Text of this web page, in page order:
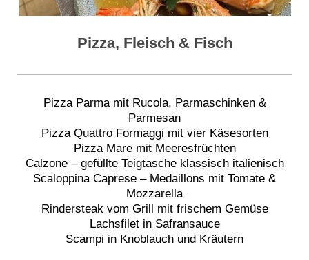
Pizza, Fleisch & Fisch
Pizza Parma mit Rucola, Parmaschinken &
Parmesan
Pizza Quattro Formaggi mit vier Käsesorten
Pizza Mare mit Meeresfrüchten
Calzone – gefüllte Teigtasche klassisch italienisch
Scaloppina Caprese – Medaillons mit Tomate &
Mozzarella
Rindersteak vom Grill mit frischem Gemüse
Lachsfilet in Safransauce
Scampi in Knoblauch und Kräutern